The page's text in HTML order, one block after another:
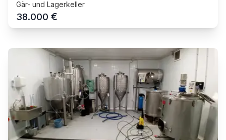
Gär- und Lagerkeller
38.000 €